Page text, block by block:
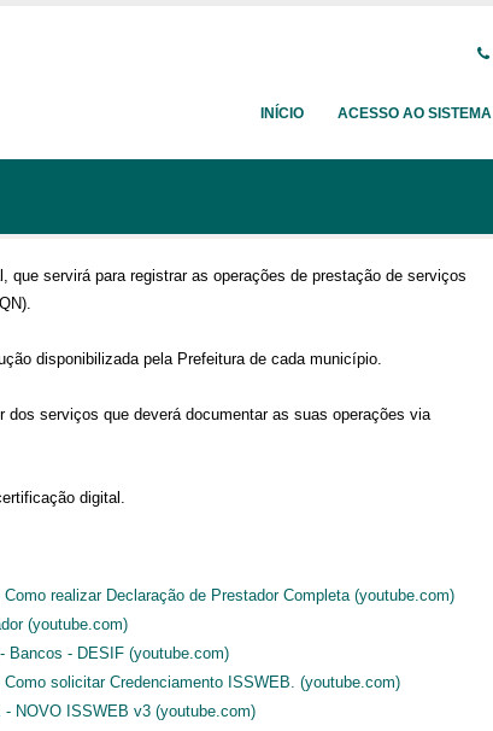
INÍCIO ACESSO AO SISTEMA
servirá para registrar as operações de prestação de serviços
disponibilizada pela Prefeitura de cada município.
serviços que deverá documentar as suas operações via
digital.
Como realizar Declaração de Prestador Completa (youtube.com)
(youtube.com)
Bancos - DESIF (youtube.com)
Como solicitar Credenciamento ISSWEB. (youtube.com)
- NOVO ISSWEB v3 (youtube.com)